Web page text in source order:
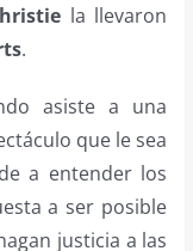
la llevaron
.
asiste a una
que le sea
a entender los
a ser posible
justicia a las